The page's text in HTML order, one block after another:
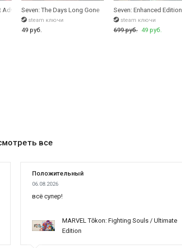
AdversariesSeven: The Days Long Gone
steam ключи
49 руб.
Seven: Enhanced Edition
steam ключи
699 руб. 49 руб.
все
Положительный
06.08.2026
всё супер!
MARVEL Tōkon: Fighting Souls / Ultimate
Edition